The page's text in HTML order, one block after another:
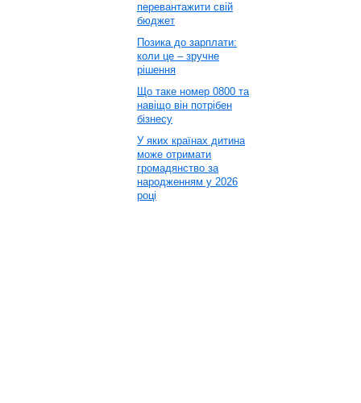
перевантажити свій
бюджет
Позика до зарплати:
коли це – зручне
рішення
Що таке номер 0800 та
навіщо він потрібен
бізнесу
У яких країнах дитина
може отримати
громадянство за
народженням у 2026
році